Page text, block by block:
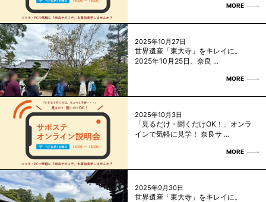
MORE
2025年10月27日
世界遺産「東大寺」をキレイに。
2025年10月25日、奈良 ...
MORE
2025年10月3日
「見るだけ・聞くだけOK！」オンラ
インで気軽に見学！ 奈良サ ...
MORE
2025年9月30日
世界遺産「東大寺」をキレイに。